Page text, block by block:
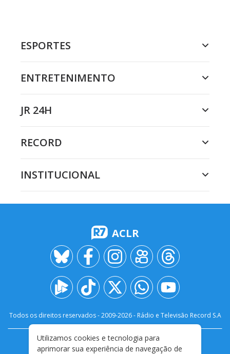
ESPORTES
ENTRETENIMENTO
JR 24H
RECORD
INSTITUCIONAL
ACLR
Todos os direitos reservados - 2009-2026- Rádio e Televisão Record S.A
FALE CONOSCO
PRIVACIDADE
Utilizamos cookies e tecnologia para
aprimorar sua experiência de navegação de